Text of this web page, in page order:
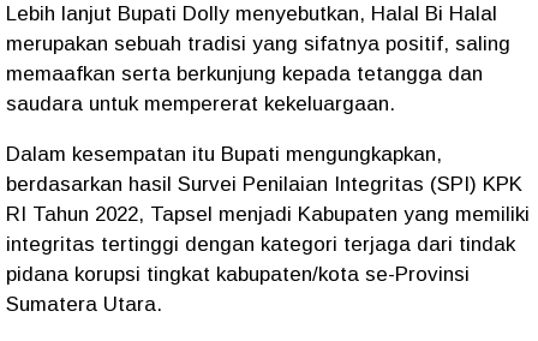
Lebih lanjut Bupati Dolly menyebutkan, Halal Bi Halal
merupakan sebuah tradisi yang sifatnya positif, saling
memaafkan serta berkunjung kepada tetangga dan
saudara untuk mempererat kekeluargaan.
Dalam kesempatan itu Bupati mengungkapkan,
berdasarkan hasil Survei Penilaian Integritas (SPI) KPK
RI Tahun 2022, Tapsel menjadi Kabupaten yang memiliki
integritas tertinggi dengan kategori terjaga dari tindak
pidana korupsi tingkat kabupaten/kota se-Provinsi
Sumatera Utara.